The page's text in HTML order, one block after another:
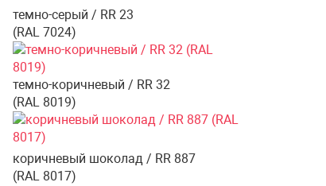
темно-серый / RR 23
(RAL 7024)
темно-коричневый / RR 32
(RAL 8019)
коричневый шоколад / RR 887
(RAL 8017)